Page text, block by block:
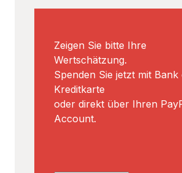
Zeigen Sie bitte Ihre
Wertschätzung.
Spenden Sie jetzt mit Bank
Kreditkarte
oder direkt über Ihren
Account.